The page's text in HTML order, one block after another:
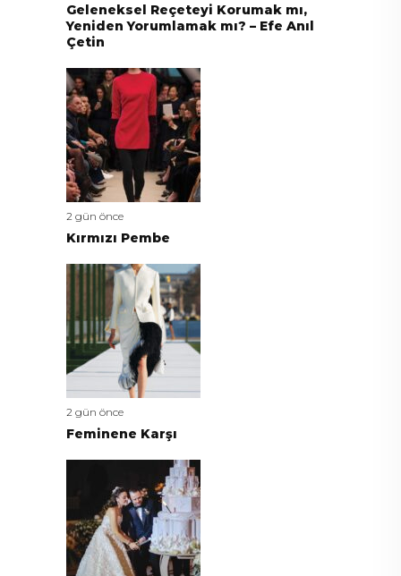
Geleneksel Reçeteyi Korumak mı,
Yeniden Yorumlamak mı? – Efe Anıl
Çetin
2 gün önce
Kırmızı Pembe
2 gün önce
Feminene Karşı